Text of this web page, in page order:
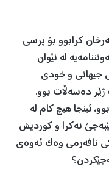
کرابوو بۆ پرسی
لە نێوان
جيهانی و خودی
دەسەڵات بوو.
ئينجا هيچ کام لە
نەکرا و کورديش
نافەرمی وەک ئەوەی